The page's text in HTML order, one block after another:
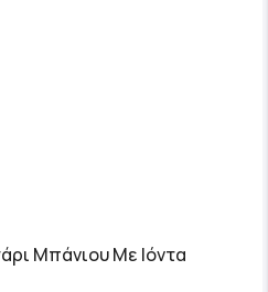
Μπάνιου Με Ιόντα